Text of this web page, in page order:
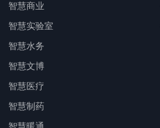
智慧商业
智慧实验室
智慧水务
智慧文博
智慧医疗
智慧制药